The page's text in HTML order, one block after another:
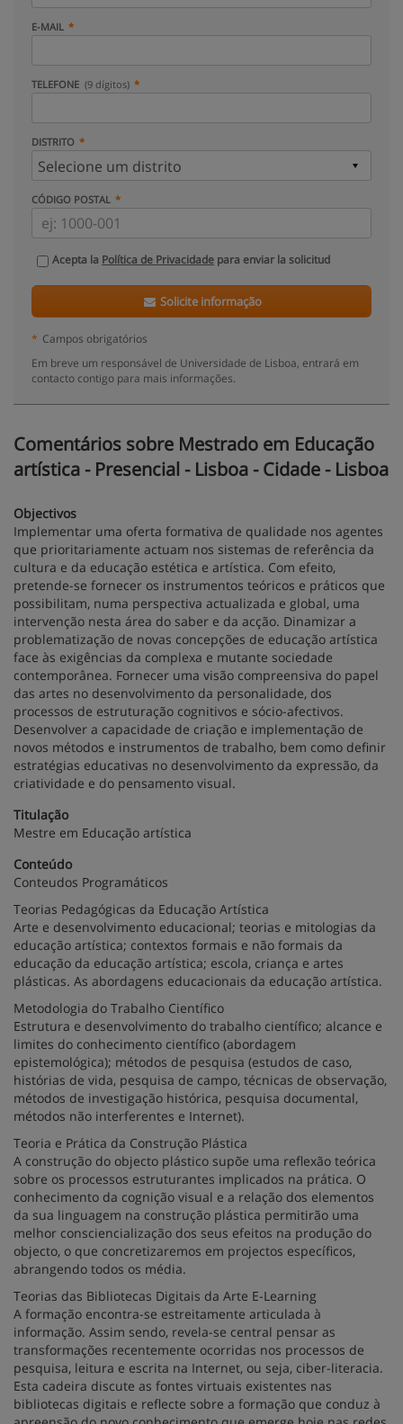
E-MAIL
TELEFONE (9 dígitos)
DISTRITO
CÓDIGO POSTAL
Acepta la Política de Privacidade para enviar la solicitud
Solicite informação
* Campos obrigatórios
Em breve um responsável de Universidade de Lisboa, entrará em
contacto contigo para mais informações.
Comentários sobre Mestrado em Educação
artística - Presencial - Lisboa - Cidade - Lisboa
Objectivos
Implementar uma oferta formativa de qualidade nos agentes
que prioritariamente actuam nos sistemas de referência da
cultura e da educação estética e artística. Com efeito,
pretende-se fornecer os instrumentos teóricos e práticos que
possibilitam, numa perspectiva actualizada e global, uma
intervenção nesta área do saber e da acção. Dinamizar a
problematização de novas concepções de educação artística
face às exigências da complexa e mutante sociedade
contemporânea. Fornecer uma visão compreensiva do papel
das artes no desenvolvimento da personalidade, dos
processos de estruturação cognitivos e sócio-afectivos.
Desenvolver a capacidade de criação e implementação de
novos métodos e instrumentos de trabalho, bem como definir
estratégias educativas no desenvolvimento da expressão, da
criatividade e do pensamento visual.
Titulação
Mestre em Educação artística
Conteúdo
Conteudos Programáticos
Teorias Pedagógicas da Educação Artística
Arte e desenvolvimento educacional; teorias e mitologias da
educação artística; contextos formais e não formais da
educação da educação artística; escola, criança e artes
plásticas. As abordagens educacionais da educação artística.
Metodologia do Trabalho Científico
Estrutura e desenvolvimento do trabalho científico; alcance e
limites do conhecimento científico (abordagem
epistemológica); métodos de pesquisa (estudos de caso,
histórias de vida, pesquisa de campo, técnicas de observação,
métodos de investigação histórica, pesquisa documental,
métodos não interferentes e Internet).
Teoria e Prática da Construção Plástica
A construção do objecto plástico supõe uma reflexão teórica
sobre os processos estruturantes implicados na prática. O
conhecimento da cognição visual e a relação dos elementos
da sua linguagem na construção plástica permitirão uma
melhor consciencialização dos seus efeitos na produção do
objecto, o que concretizaremos em projectos específicos,
abrangendo todos os média.
Teorias das Bibliotecas Digitais da Arte E-Learning
A formação encontra-se estreitamente articulada à
informação. Assim sendo, revela-se central pensar as
transformações recentemente ocorridas nos processos de
pesquisa, leitura e escrita na Internet, ou seja, ciber-literacia.
Esta cadeira discute as fontes virtuais existentes nas
bibliotecas digitais e reflecte sobre a formação que conduz à